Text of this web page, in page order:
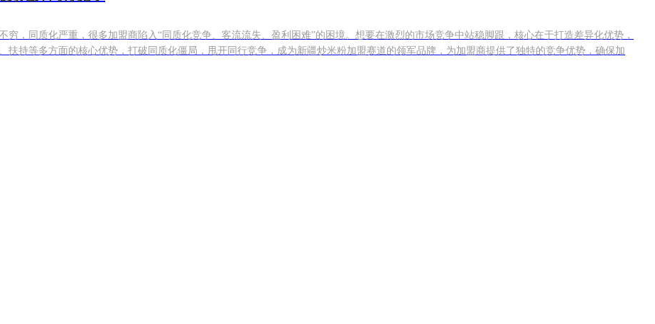
，同质化严重，很多加盟商陷入“同质化竞争、客流流失、盈利困难”的困境。想要在激烈的市场竞争中站稳脚跟，核心在于打造差异化优势，
扶持等多方面的核心优势，打破同质化僵局，甩开同行竞争，成为新疆炒米粉加盟赛道的领军品牌，为加盟商提供了独特的竞争优势，确保加